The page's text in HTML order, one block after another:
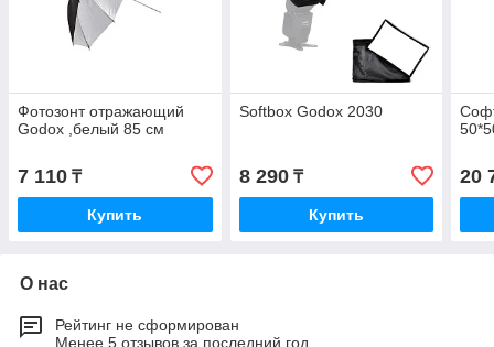
Фотозонт отражающий
Godox ,белый 85 см
7 110 ₸
Купить
Softbox Godox 2030
8 290₸
Купить
20
О нас
Рейтинг не сформирован
Менее 5 отзывов за последний год